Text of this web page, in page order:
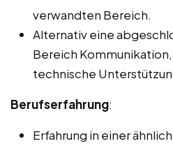
verwandten Bereich.
Alternativ eine
Bereich
technische
Berufserfahrung:
Erfahrung in einer